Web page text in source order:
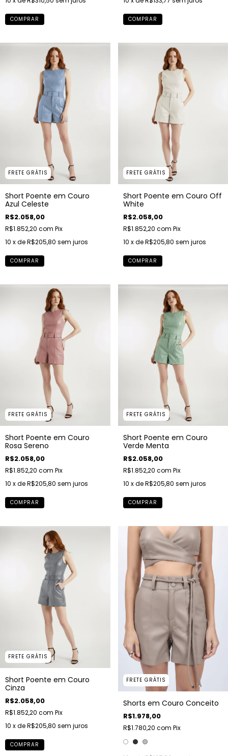
COMPRAR COMPRAR
FRETE GRÁTIS
Short Poente em Couro
Azul Celeste
R$2.058,00
R$1.852,20 com Pix
10 x deR$205,80 sem juros
COMPRAR
FRETE GRÁTIS
Short Poente em Couro Off
White
R$2.058,00
R$1.852,20 com Pix
10 x deR$205,80 sem juros
COMPRAR
FRETE GRÁTIS
Short Poente em Couro
Rosa Sereno
R$2.058,00
R$1.852,20 com Pix
10 x deR$205,80 sem juros
COMPRAR
FRETE GRÁTIS
Short Poente em Couro
Verde Menta
R$2.058,00
R$1.852,20 com Pix
10 x deR$205,80 sem juros
COMPRAR
FRETE GRÁTIS
Short Poente em Couro
Cinza
R$2.058,00
R$1.852,20 com Pix
10 x deR$205,80 sem juros
COMPRAR
FRETE GRÁTIS
Shorts em Couro Conceito
R$1.978,00
R$1.780,20 com Pix